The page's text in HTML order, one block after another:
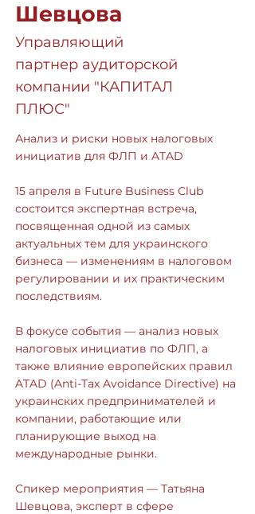
Шевцова
Управляющий
партнер аудиторской
компании "КАПИТАЛ
ПЛЮС"
Анализ и риски новых налоговых
инициатив для ФЛП и ATAD
15 апреля в Future Business Club
состоится экспертная встреча,
посвященная одной из самых
актуальных тем для украинского
бизнеса — изменениям в налоговом
регулировании и их практическим
последствиям.
В фокусе события — анализ новых
налоговых инициатив по ФЛП, а
также влияние европейских правил
ATAD (Anti-Tax Avoidance Directive) на
украинских предпринимателей и
компании, работающие или
планирующие выход на
международные рынки.
Спикер мероприятия — Татьяна
Шевцова, эксперт в сфере